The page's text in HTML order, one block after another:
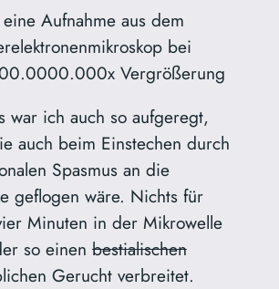
Aufnahme aus dem
bei
Vergrößerung
war ich auch so aufgeregt,
auch beim Einstechen durch
Spasmus an die
geflogen wäre. Nichts für
Minuten in der Mikrowelle
so einenbestialischen
Gerucht verbreitet.